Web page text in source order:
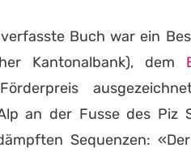
Buch war ein
Kantonalbank), dem
an der Fusse des Piz
Sequenzen: